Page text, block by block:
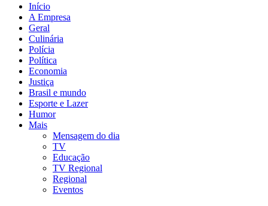
Início
A Empresa
Geral
Culinária
Polícia
Política
Economia
Justiça
Brasil e mundo
Esporte e Lazer
Humor
Mais
Mensagem do dia
TV
Educação
TV Regional
Regional
Eventos